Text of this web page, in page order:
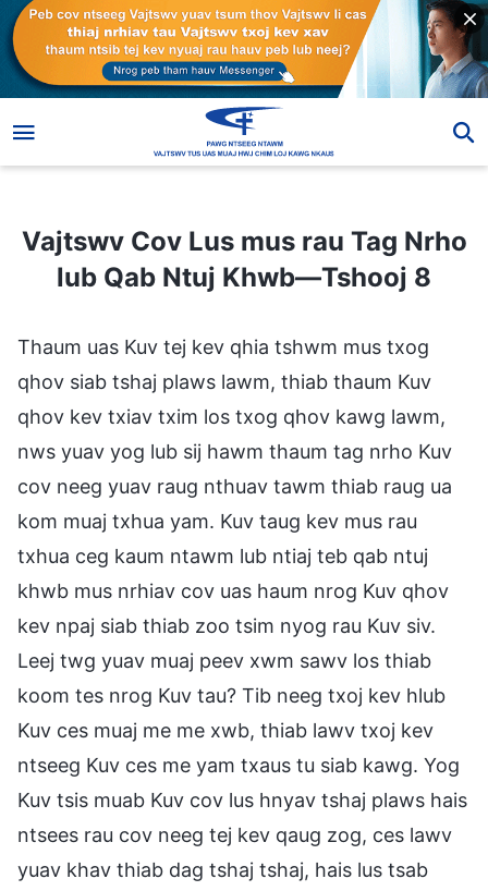
Vajtswv Cov Lus mus rau Tag Nrho
lub Qab Ntuj Khwb—Tshooj 8
Thaum uas Kuv tej kev qhia tshwm mus txog
qhov siab tshaj plaws lawm, thiab thaum Kuv
qhov kev txiav txim los txog qhov kawg lawm,
nws yuav yog lub sij hawm thaum tag nrho Kuv
cov neeg yuav raug nthuav tawm thiab raug ua
kom muaj txhua yam. Kuv taug kev mus rau
txhua ceg kaum ntawm lub ntiaj teb qab ntuj
khwb mus nrhiav cov uas haum nrog Kuv qhov
kev npaj siab thiab zoo tsim nyog rau Kuv siv.
Leej twg yuav muaj peev xwm sawv los thiab
koom tes nrog Kuv tau? Tib neeg txoj kev hlub
Kuv ces muaj me me xwb, thiab lawv txoj kev
ntseeg Kuv ces me yam txaus tu siab kawg. Yog
Kuv tsis muab Kuv cov lus hnyav tshaj plaws hais
ntsees rau cov neeg tej kev qaug zog, ces lawv
yuav khav thiab dag tshaj tshaj, hais lus tsab